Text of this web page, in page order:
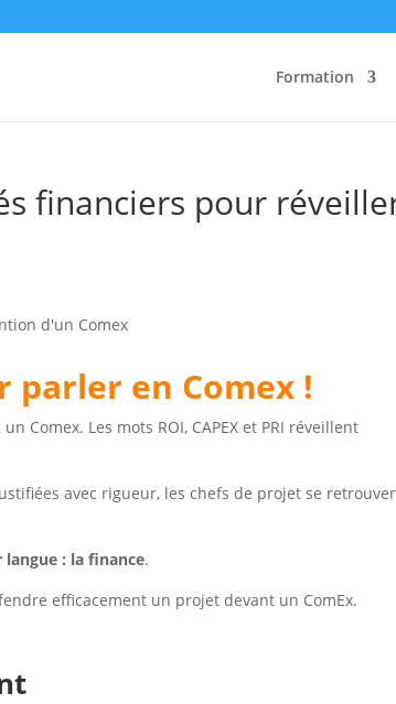
Formation
financiers pour
parler en Comex !
Comex. Les mots ROI, CAPEX et PRI réveillent
avec rigueur, les chefs de projet se
langue : la finance.
efficacement un projet devant un ComEx.